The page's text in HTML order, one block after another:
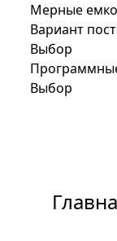
Мерные
Вариант
Выбор
Выбор